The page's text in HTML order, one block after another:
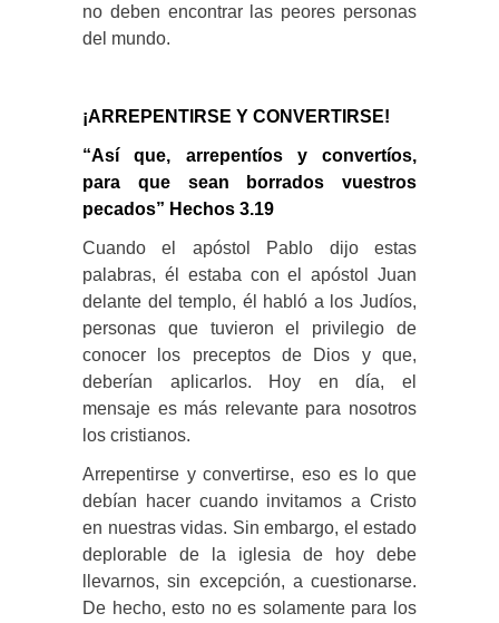
no deben encontrar las peores personas
del mundo.
¡ARREPENTIRSE Y CONVERTIRSE!
“Así que, arrepentíos y convertíos,
para que sean borrados vuestros
pecados” Hechos 3.19
Cuando el apóstol Pablo dijo estas
palabras, él estaba con el apóstol Juan
delante del templo, él habló a los Judíos,
personas que tuvieron el privilegio de
conocer los preceptos de Dios y que,
deberían aplicarlos. Hoy en día, el
mensaje es más relevante para nosotros
los cristianos.
Arrepentirse y convertirse, eso es lo que
debían hacer cuando invitamos a Cristo
en nuestras vidas. Sin embargo, el estado
deplorable de la iglesia de hoy debe
llevarnos, sin excepción, a cuestionarse.
De hecho, esto no es solamente para los